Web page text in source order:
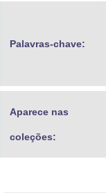
Palavras-chave:
Aparece nas
coleções: